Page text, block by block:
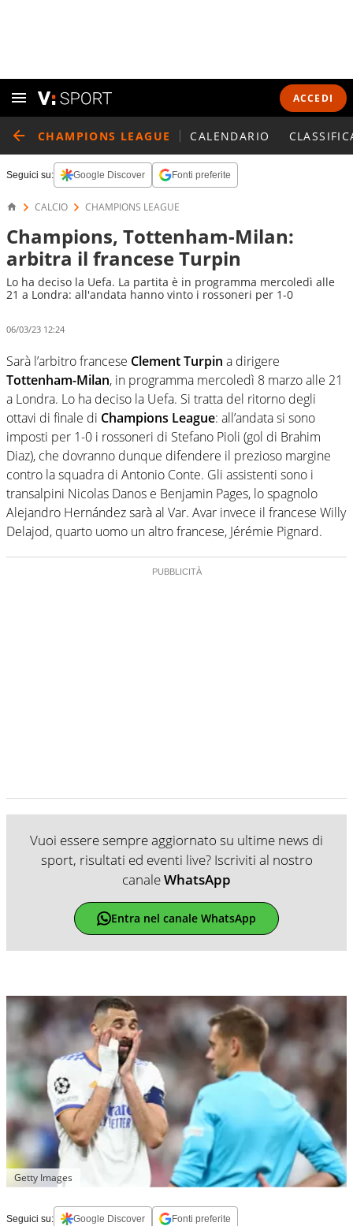
ACCEDI
CHAMPIONS LEAGUE CALENDARIO
Seguici su: Google Discover Fonti preferite
CALCIO CHAMPIONS LEAGUE
Champions, Tottenham-Milan:
arbitra il francese Turpin
Lo ha deciso la Uefa. La partita è in programma mercoledì alle
21 a Londra: all'andata hanno vinto i rossoneri per 1-0
06/03/23 12:24
Sarà l’arbitro francese Clement Turpin a dirigere
Tottenham-Milan, in programma mercoledì 8 marzo alle 21
a Londra. Lo ha deciso la Uefa. Si tratta del ritorno degli
ottavi di finale di Champions League: all’andata si sono
imposti per 1-0 i rossoneri di Stefano Pioli (gol di Brahim
Diaz), che dovranno dunque difendere il prezioso margine
contro la squadra di Antonio Conte. Gli assistenti sono i
transalpini Nicolas Danos e Benjamin Pages, lo spagnolo
Alejandro Hernández sarà al Var. Avar invece il francese Willy
Delajod, quarto uomo un altro francese, Jérémie Pignard.
Vuoi essere sempre aggiornato su ultime news di
sport, risultati ed eventi live? Iscriviti al nostro
canaleWhatsApp
Entra nel canale WhatsApp
Getty Images
Seguici su: Google Discover Fonti preferite